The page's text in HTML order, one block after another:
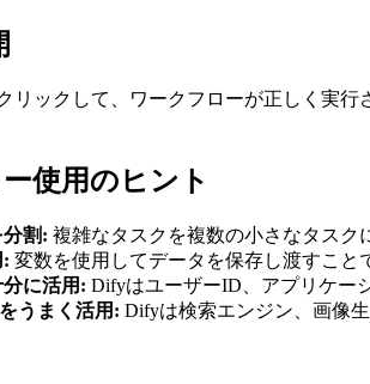
リックして、ワークフローが正しく実
使用のヒント
割: 複雑なタスクを複数の小さなタスク
: 変数を使用してデータを保存し渡すこと
に活用: DifyはユーザーID、アプリケー
うまく活用: Difyは検索エンジン、画像